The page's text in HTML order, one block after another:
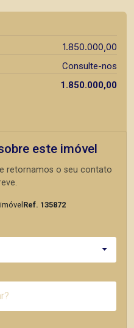
1.850.000,00
Consulte-nos
1.850.000,00
este imóvel
retornamos o seu contato
Ref. 135872